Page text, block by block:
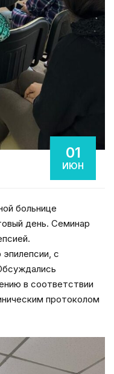
01
ИЮН
больнице
день. Семинар
с
в соответствии
протоколом